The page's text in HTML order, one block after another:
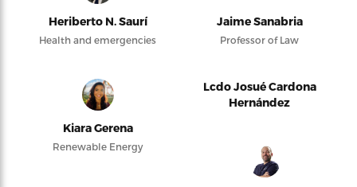
Heriberto N. Saurí
Health and emergencies
Jaime Sanabria
Professor of Law
Kiara Gerena
Renewable Energy
Lcdo Josué Cardona
Hernández